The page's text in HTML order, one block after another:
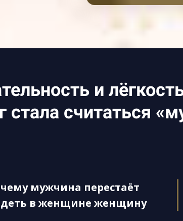
и
считаться
мужчина перестаёт
в женщине женщину